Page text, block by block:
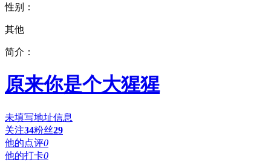
性别：
其他
简介：
原来你是个大猩猩
未填写地址信息
关注34粉丝29
他的点评0
他的打卡0